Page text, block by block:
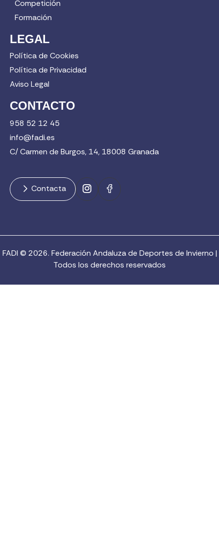
Competición
Formación
LEGAL
Política de Cookies
Política de Privacidad
Aviso Legal
CONTACTO
958 52 12 45
info@fadi.es
C/ Carmen de Burgos, 14, 18008 Granada
Contacta
FADI © 2026. Federación Andaluza de Deportes de Invierno |
Todos los derechos reservados